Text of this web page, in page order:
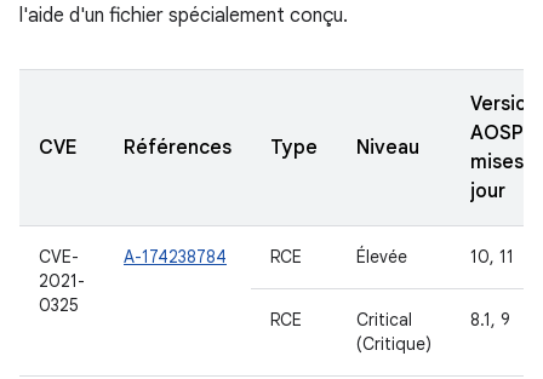
l'aide d'un fichier spécialement conçu.
CVE Références Type Niveau
AOSP
mises à
jour
CVE-
2021-
0325
A-174238784 RCE Élevée 10, 11
RCE
Critical
(Critique)
8.1, 9